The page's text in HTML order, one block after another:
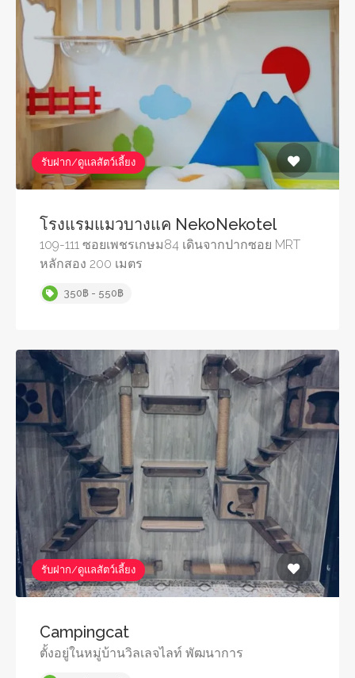
รับฝาก/ดูแลสัตว์เลี้ยง
โรงแรมแมวบางแค NekoNekotel
109-111 ซอยเพชรเกษม84 เดินจากปากซอย MRT
หลักสอง 200 เมตร
350฿ - 550฿
รับฝาก/ดูแลสัตว์เลี้ยง
Campingcat
ตั้งอยู่ในหมู่บ้านวิลเลจไลท์ พัฒนาการ